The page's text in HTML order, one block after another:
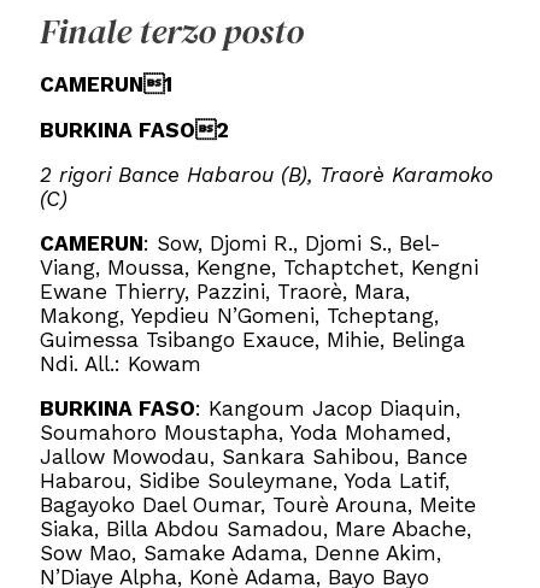
Finale terzo posto
CAMERUN1
BURKINA FASO2
2 rigori Bance Habarou (B), Traorè Karamoko
(C)
CAMERUN: Sow, Djomi R., Djomi S., Bel-
Viang, Moussa, Kengne, Tchaptchet, Kengni
Ewane Thierry, Pazzini, Traorè, Mara,
Makong, Yepdieu N’Gomeni, Tcheptang,
Guimessa Tsibango Exauce, Mihie, Belinga
Ndi. All.: Kowam
BURKINA FASO: Kangoum Jacop Diaquin,
Soumahoro Moustapha, Yoda Mohamed,
Jallow Mowodau, Sankara Sahibou, Bance
Habarou, Sidibe Souleymane, Yoda Latif,
Bagayoko Dael Oumar, Tourè Arouna, Meite
Siaka, Billa Abdou Samadou, Mare Abache,
Sow Mao, Samake Adama, Denne Akim,
N’Diaye Alpha, Konè Adama, Bayo Bayo